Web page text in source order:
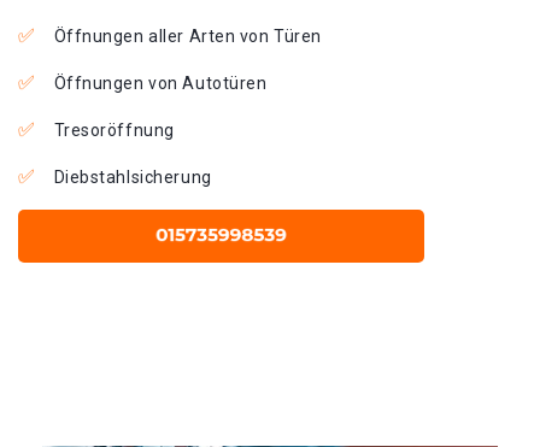
Öffnungen aller Arten von Türen
Öffnungen von Autotüren
Tresoröffnung
Diebstahlsicherung